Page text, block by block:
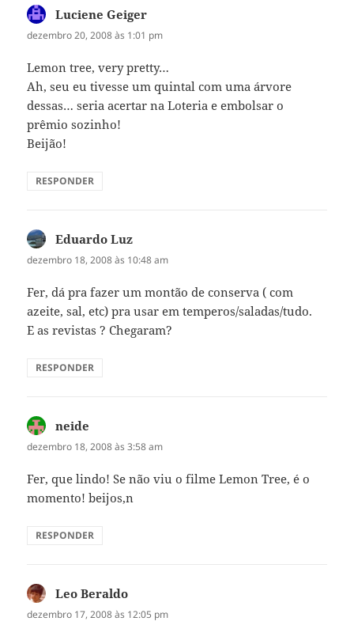
Luciene Geiger
dezembro 20, 2008 às 1:01 pm
Lemon tree, very pretty…
Ah, seu eu tivesse um quintal com uma árvore
dessas… seria acertar na Loteria e embolsar o
prêmio sozinho!
Beijão!
RESPONDER
Eduardo Luz
dezembro 18, 2008 às 10:48 am
Fer, dá pra fazer um montão de conserva ( com
azeite, sal, etc) pra usar em temperos/saladas/tudo.
E as revistas ? Chegaram?
RESPONDER
neide
dezembro 18, 2008 às 3:58 am
Fer, que lindo! Se não viu o filme Lemon Tree, é o
momento! beijos,n
RESPONDER
Leo Beraldo
dezembro 17, 2008 às 12:05 pm